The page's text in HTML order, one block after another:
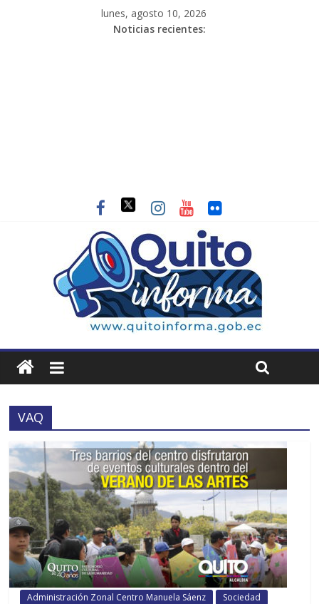
lunes, agosto 10, 2026
Noticias recientes:
VAQ
Administración Zonal Centro Manuela Sáenz Sociedad